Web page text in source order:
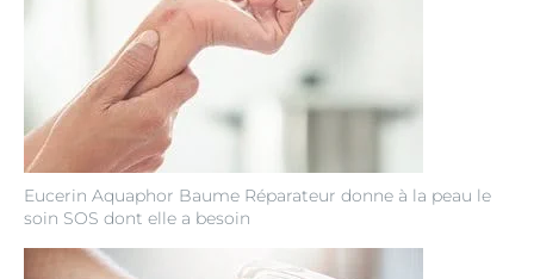
Eucerin Aquaphor Baume Réparateur donne à la peau le
soin SOS dont elle a besoin